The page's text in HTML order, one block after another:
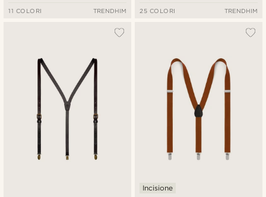
11 COLORI TRENDHIM 25 COLORI TRENDHIM
Incisione